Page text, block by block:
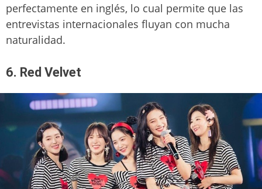
perfectamente en inglés, lo cual permite que las
entrevistas internacionales fluyan con mucha
naturalidad.
6. Red Velvet